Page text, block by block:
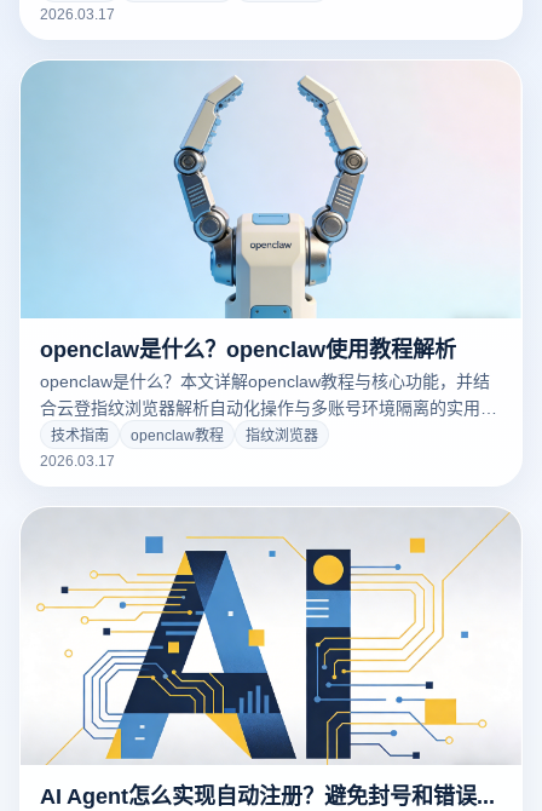
2026.03.17
openclaw是什么？openclaw使用教程解析
openclaw是什么？本文详解openclaw教程与核心功能，并结
合云登指纹浏览器解析自动化操作与多账号环境隔离的实用方
法。
技术指南 openclaw教程
指纹浏览器
2026.03.17
AI Agent怎么实现自动注册？避免封号和错误操作的技巧汇总